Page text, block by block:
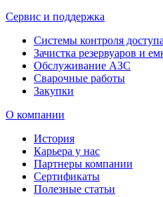
Сервис и поддержка
Системы контроля доступа
Зачистка резервуаров и
Обслуживание АЗС
Сварочные работы
Закупки
О компании
История
Карьера у нас
Партнеры компании
Сертификаты
Полезные статьи